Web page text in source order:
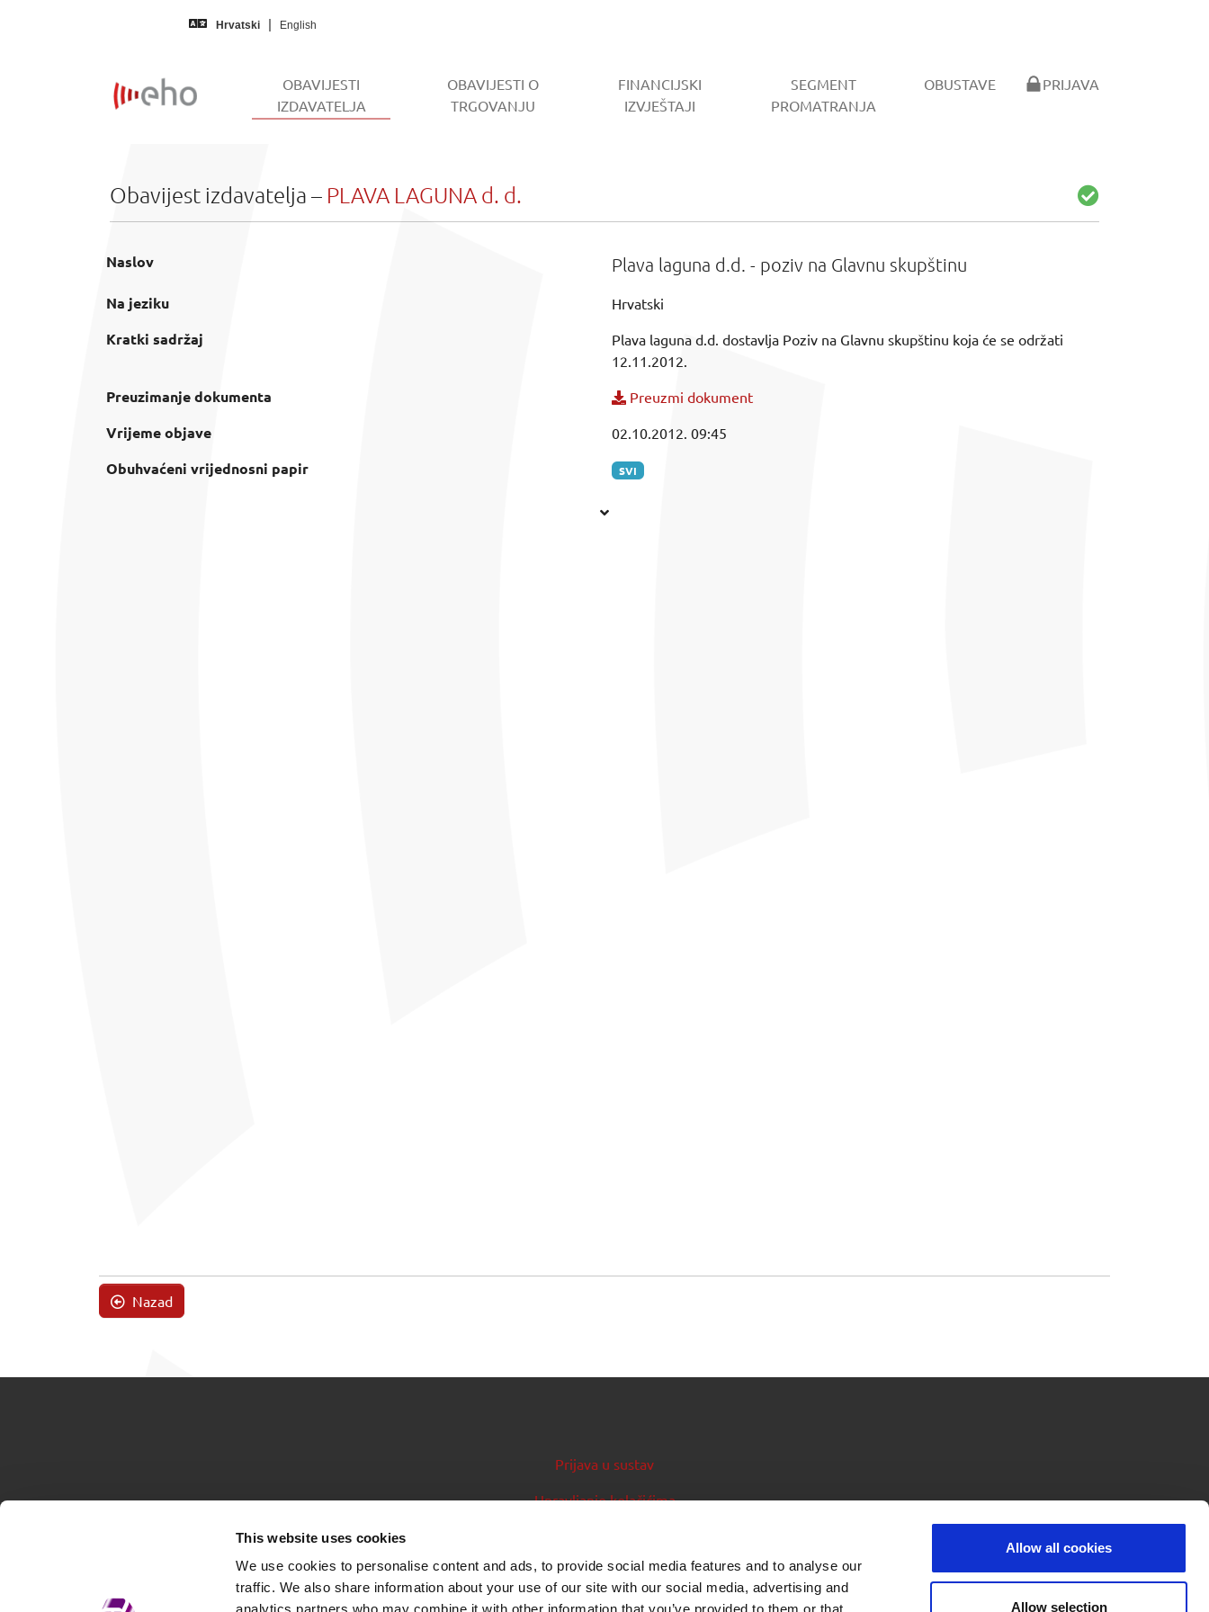
This website uses cookies
We use cookies to personalise content and ads, to provide social media features and to analyse our
traffic. We also share information about your use of our site with our social media, advertising and
Allow all cookies
Allow selection
Hrvatski English
OBAVIJESTI
IZDAVATELJA(CURRENT)
OBAVIJESTI O
TRGOVANJU
FINANCIJSKI
IZVJEŠTAJI
SEGMENT
PROMATRANJA
OBUSTAVE PRIJAVA
Obavijest izdavatelja – PLAVA LAGUNA d. d.
Naslov Plava laguna d.d. - poziv na Glavnu skupštinu
Na jeziku Hrvatski
Kratki sadržaj
Plava laguna d.d. dostavlja Poziv na Glavnu skupštinu koja će se održati
12.11.2012.
Preuzimanje dokumenta Preuzmi dokument
Vrijeme objave 02.10.2012. 09:45
Obuhvaćeni vrijednosni papir SVI
Nazad
Prijava u sustav
Upravljanje kolačićima
Izvori podataka (feedovi)